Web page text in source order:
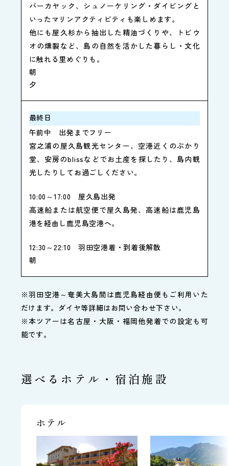
バーカヤック、シュノーケリング・ダイビングと
いったマリンアクティビティも楽しめます。
他にも屋久杉から抽出した精油づくりや、トビウ
オの燻製など、島の自然を活かした暮らし・文化
に触れる里めぐりも。
朝
夕
最終日
午前中
出発までフリー
宮之浦の屋久島観光センター、空港近くのぷかり
堂、安房のblissなどでお土産を探したり、島内観
光したりしてお過ごしください。
10:00～17:00
屋久島出発
高速船または航空便で屋久島発、高速船は鹿児島
港を経由し鹿児島空港へ。
12:30～22:10
羽田空港着・到着後解散
朝
※羽田空港～奄美大島間は鹿児島経由便もご利用いた
だけます。ダイヤ等詳細はお問い合わせ下さい。
※本ツアーは名古屋・大阪・福岡他発着での設定も可
能です。
選べるホテル・宿泊施設
ホテル